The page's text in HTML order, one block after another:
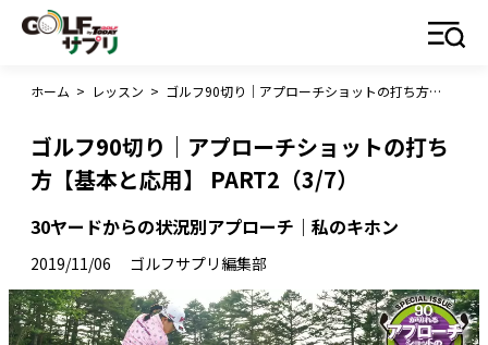
ホーム > レッスン > ゴルフ90切り｜アプローチショットの打ち方【基本と応用】 PART2（3/7）
ゴルフ90切り｜アプローチショットの打ち
方【基本と応用】 PART2（3/7）
30ヤードからの状況別アプローチ｜私のキホン
2019/11/06 ゴルフサプリ編集部